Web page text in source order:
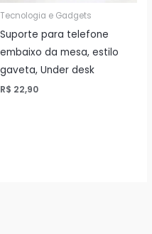
Tecnologia e Gadgets
Suporte para telefone
embaixo da mesa, estilo
gaveta, Under desk
R$ 22,90